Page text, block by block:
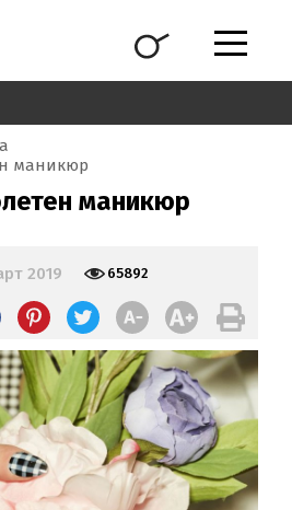
маникюр
маникюр
2019 65892